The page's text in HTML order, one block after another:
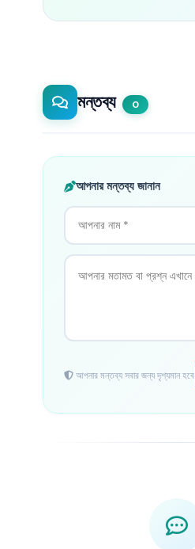
মন্তব্য 0
আপনার মন্তব্য জানান
আপনার মন্তব্য সবার জন্য দৃশ্যমান হবে